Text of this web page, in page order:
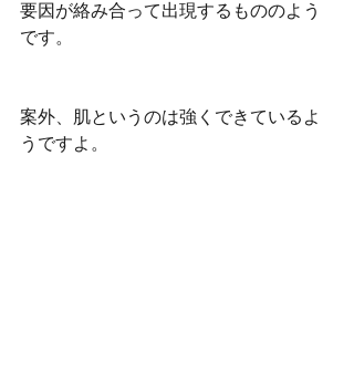
要因が絡み合って出現するもののよう
です。
案外、肌というのは強くできているよ
うですよ。